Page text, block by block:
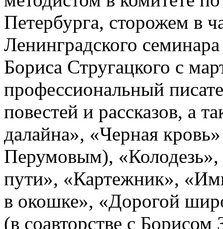
Петербурга, сторожем в
Ленинградского
Бориса Стругацкого с
профессиональный
повестей и рассказов, а
далайна», «Черная
Перумовым),
пути», «Картежник»,
в окошке», «Дорогой
(в соавторстве с